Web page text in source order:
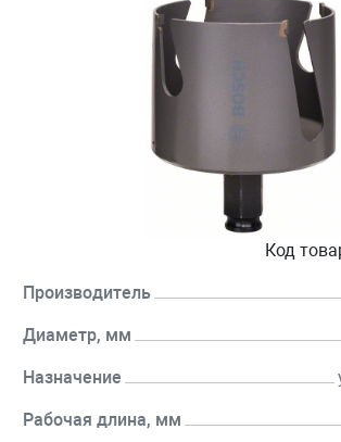
Код
Производитель
Диаметр, мм
Назначение
Рабочая длина, мм